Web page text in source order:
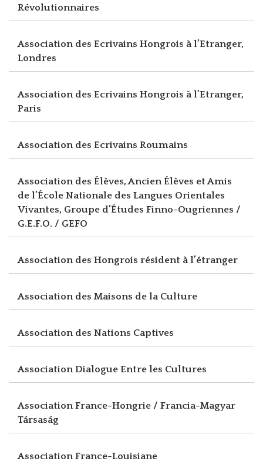
Révolutionnaires
Association des Ecrivains Hongrois à l’Etranger,
Londres
Association des Ecrivains Hongrois à l’Etranger,
Paris
Association des Ecrivains Roumains
Association des Élèves, Ancien Élèves et Amis
de l’École Nationale des Langues Orientales
Vivantes, Groupe d’Études Finno-Ougriennes /
G.E.F.O. / GEFO
Association des Hongrois résident à l’étranger
Association des Maisons de la Culture
Association des Nations Captives
Association Dialogue Entre les Cultures
Association France-Hongrie / Francia-Magyar
Társaság
Association France-Louisiane